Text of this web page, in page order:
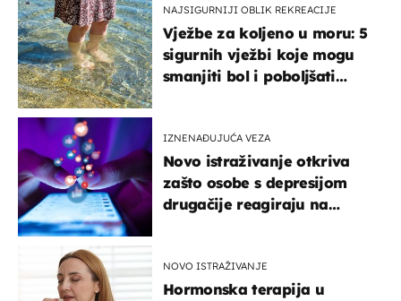
NAJSIGURNIJI OBLIK REKREACIJE
Vježbe za koljeno u moru: 5
sigurnih vježbi koje mogu
smanjiti bol i poboljšati
IZNENAĐUJUĆA VEZA
Novo istraživanje otkriva
zašto osobe s depresijom
drugačije reagiraju na
NOVO ISTRAŽIVANJE
Hormonska terapija u